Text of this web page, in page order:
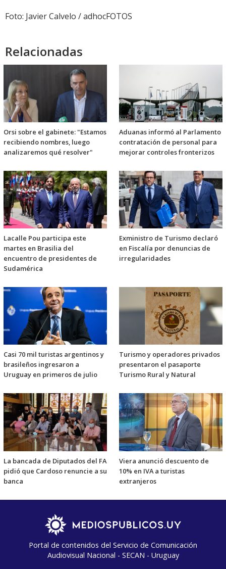
Foto: Javier Calvelo / adhocFOTOS
Relacionadas
Orsi sobre el gabinete: "Estamos
recibiendo nombres, luego
analizaremos qué resolver"
Aduanas informó al Parlamento
contratación de personal para
mejorar controles fronterizos
Lacalle Pou participa este
martes en Brasilia del
encuentro de presidentes de
Sudamérica
Exministro de Turismo declaró
en Fiscalía por denuncias de
irregularidades
Casi 70 mil turistas argentinos y
brasileños ingresaron a
Uruguay en primeros de julio
Turismo y operadores privados
presentaron el pasaporte
Turismo Rural y Natural
La bancada de Diputados del FA
pidió que Cardoso renuncie a su
banca
Viera anunció descuento de
10% en IVA a turistas
extranjeros
Portal de contenidos del Servicio de Comunicación
Audiovisual Nacional - SECAN - Uruguay